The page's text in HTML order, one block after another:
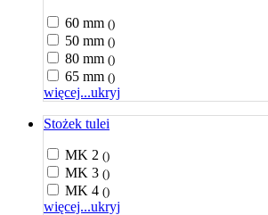
60 mm ()
50 mm ()
80 mm ()
65 mm ()
więcej...ukryj
Stożek tulei
MK 2 ()
MK 3 ()
MK 4 ()
więcej...ukryj